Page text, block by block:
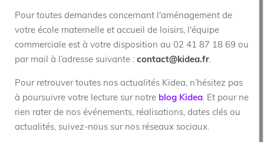
Pour toutes demandes concernant l'aménagement de
votre école maternelle et accueil de loisirs, l'équipe
commerciale est à votre disposition au 02 41 87 18 69 ou
par mail à l’adresse suivante : contact@kidea.fr.
Pour retrouver toutes nos actualités Kidea, n’hésitez pas
à poursuivre votre lecture sur notre blog Kidea. Et pour ne
rien rater de nos événements, réalisations, dates clés ou
actualités, suivez-nous sur nos réseaux sociaux.